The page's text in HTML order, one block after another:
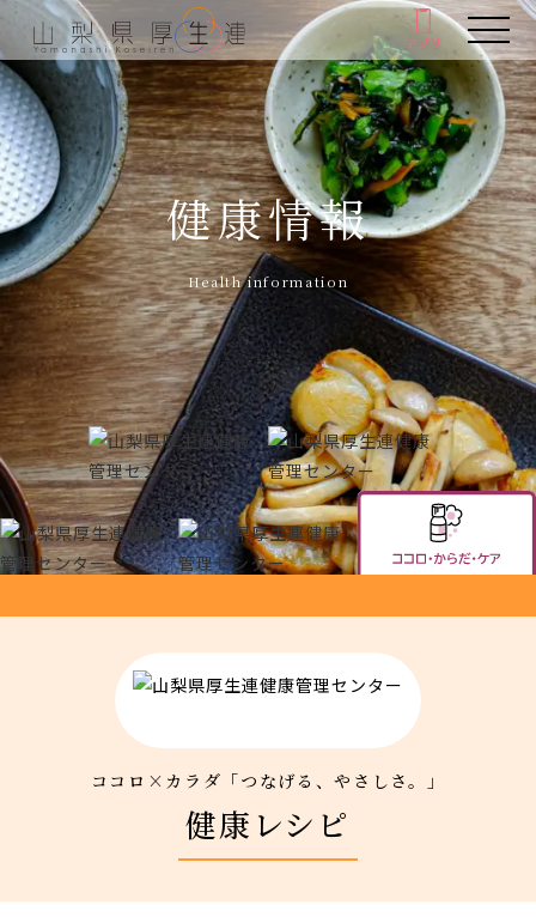
アプリ
アプリ
人間ドック・健康診断
厚生連の外来診療
がん教育
健康教室
イベント
健康情報
厚生連について
新型コロナウイルス対策
人間ドック 最新空き情報
リクルートサイト
健康情報
Health information
ココロ×カラダ「つなげる、やさしさ。」
健康レシピ